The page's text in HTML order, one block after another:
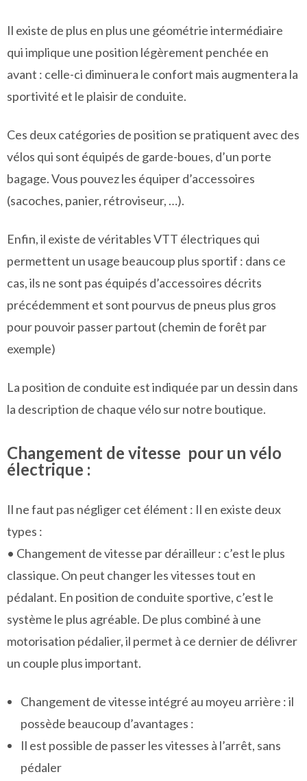
Il existe de plus en plus une géométrie intermédiaire
qui implique une position légèrement penchée en
avant : celle-ci diminuera le confort mais augmentera la
sportivité et le plaisir de conduite.
Ces deux catégories de position se pratiquent avec des
vélos qui sont équipés de garde-boues, d’un porte
bagage. Vous pouvez les équiper d’accessoires
(sacoches, panier, rétroviseur, …).
Enfin, il existe de véritables VTT électriques qui
permettent un usage beaucoup plus sportif : dans ce
cas, ils ne sont pas équipés d’accessoires décrits
précédemment et sont pourvus de pneus plus gros
pour pouvoir passer partout (chemin de forêt par
exemple)
La position de conduite est indiquée par un dessin dans
la description de chaque vélo sur notre boutique.
Changement de vitesse pour un vélo
électrique :
Il ne faut pas négliger cet élément : Il en existe deux
types :
• Changement de vitesse par dérailleur : c’est le plus
classique. On peut changer les vitesses tout en
pédalant. En position de conduite sportive, c’est le
système le plus agréable. De plus combiné à une
motorisation pédalier, il permet à ce dernier de délivrer
un couple plus important.
Changement de vitesse intégré au moyeu arrière : il
possède beaucoup d’avantages :
Il est possible de passer les vitesses à l’arrêt, sans
pédaler